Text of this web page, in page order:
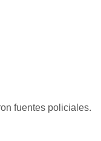
fuentes policiales.